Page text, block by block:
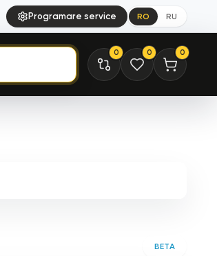
Programare service RO RU
0 0 0
BETA